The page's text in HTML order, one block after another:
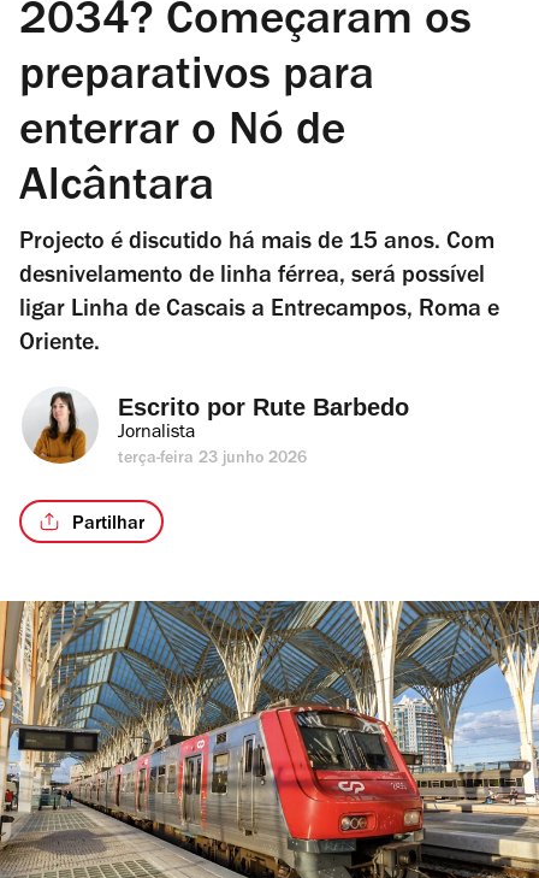
2034? Começaram os
preparativos para
enterrar o Nó de
Alcântara
Projecto é discutido há mais de 15 anos. Com
desnivelamento de linha férrea, será possível
ligar Linha de Cascais a Entrecampos, Roma e
Oriente.
Escrito por Rute Barbedo
Jornalista
terça-feira 23 junho 2026
Partilhar